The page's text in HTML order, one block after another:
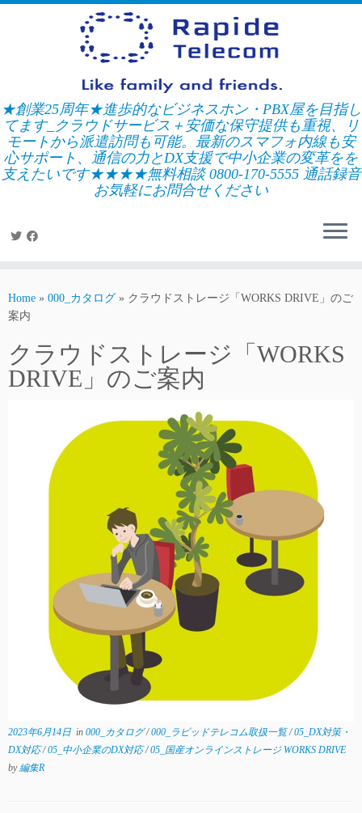
Skip
★創業25周年★進歩的なビジネスホン・PBX屋を目指し
てます_クラウドサービス＋安価な保守提供も重視、リ
モートから派遣訪問も可能。最新のスマフォ内線も安
心サポート、通信の力とDX支援で中小企業の変革をを
支えたいです★★★★無料相談 0800-170-5555 通話録音
お気軽にお問合せください
Home » 000_カタログ » クラウドストレージ「WORKS DRIVE」のご
案内
クラウドストレージ「WORKS
DRIVE」のご案内
2023年6月14日 in 000_カタログ/000_ラピッドテレコム取扱一覧/05_DX対策・
DX対応/05_中小企業のDX対応/05_国産オンラインストレージ WORKS DRIVE
by編集R